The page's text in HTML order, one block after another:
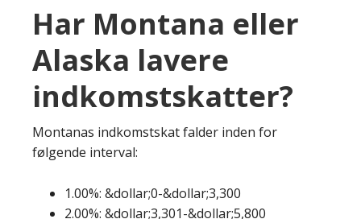
Har Montana eller
Alaska lavere
indkomstskatter?
Montanas indkomstskat falder inden for
følgende interval:
1.00%: &dollar;0-&dollar;3,300
2.00%: &dollar;3,301-&dollar;5,800